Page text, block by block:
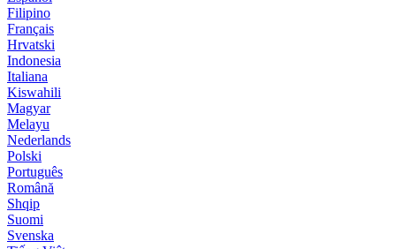
Filipino
Français
Hrvatski
Indonesia
Italiana
Kiswahili
Magyar
Melayu
Nederlands
Polski
Português
Română
Shqip
Suomi
Svenska